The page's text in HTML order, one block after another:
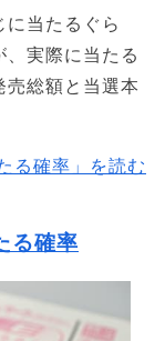
当たるぐら
実際に当たる
売総額と当選本
る確率」を読む
る確率